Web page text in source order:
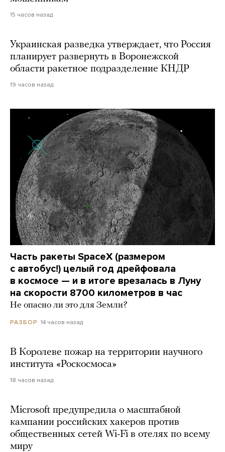
15 часов назад
Украинская разведка утверждает, что Россия
планирует развернуть в Воронежской
области ракетное подразделение КНДР
19 часов назад
Часть ракеты SpaceX (размером
с автобус!) целый год дрейфовала
в космосе — и в итоге врезалась в Луну
на скорости 8700 километров в час
Не опасно ли это для Земли?
РАЗБОР 14 часов назад
В Королеве пожар на территории научного
института «Роскосмоса»
18 часов назад
Microsoft предупредила о масштабной
кампании российских хакеров против
общественных сетей Wi-Fi в отелях по всему
миру